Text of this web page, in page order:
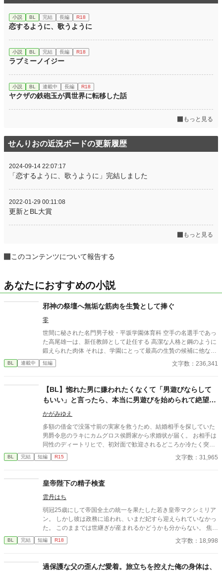
小説 BL 完結 長編 R18
恋するように、歌うように
小説 BL 完結 長編 R18
ラブミーノイジー
小説 BL 連載中 長編 R18
ヤクザの鉄砲玉が異世界に転移した話
もっと見る
せんりおの近況ボードの更新履歴
2024-09-14 22:07:17
「恋するように、歌うように」完結しました
2022-01-29 00:11:08
更新とBL大賞
もっと見る
このコンテンツについて報告する
あなたにおすすめの小説
邪神の祭壇へ無垢な筋肉を生贄として捧ぐ
零
世間に秘された名門男子校・平坂学園体育科 空手の名選手であっ
た高尾雄一は、新任教師として赴任する 高潔な人格と鋼のように
鍛えられた肉体 それは、学園にとって最高の生贄の候補に他なら
なかった 至高の筋肉を持つ、精神を削られ意志をなくした青年を
太古の神に捧げるため、“水”、“風”、“土”の信奉者達が暗躍する 意
校で繰り広げられるダークファンタジー
BL 連載中 短編 文字数：236,341
【BL】惚れた男に嫌われたくなくて「男遊びならして
もいい」と言ったら、本当に男遊びを始められて絶望し
ている侯爵令息の話
かがみゆえ
多額の借金で没落寸前の実家を救うため、結婚相手を探していた
男爵令息のラキにカムグロス侯爵家から求婚状が届く。 お相手は
同性のディートリヒで、初対面で歓迎されるどころか冷たく突き
放されてしまう。 『必要最低限関わるな』 『愛人を作るな』
『男遊びならしてもいい』 ディートリヒから実家の借金を完済す
め上手なラキの周りには可愛い令息が集まり、推し活状態に。 一
方、ディートリヒだけが嫉妬で胃を痛める日々。 ラキへの恋心を
BL 完結 短編 R15 文字数：31,965
皇帝陛下の精子検査
雲丹はち
弱冠25歳にして帝国全土の統一を果たした若き皇帝マクシミリア
ン。 しかし彼は政務に追われ、いまだ妃すら迎えられていなかっ
た。 このままでは世継ぎが産まれるかどうかも分からない。 焦れ
た官僚たちに迫られ、マクシミリアンは世にも屈辱的な『検査』
を受けさせられることに――!?
BL 完結 短編 R18 文字数：18,998
過保護な父の歪んだ愛着。旅立ちを控えた俺の身体は、